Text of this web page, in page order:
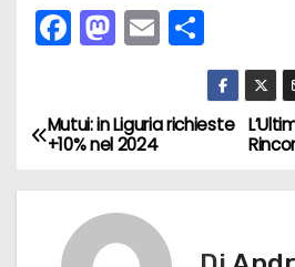
F
a
e
o
o
M
a
o
o
n
E
m
l
C
o
n
di
di
N
a
Mutui: in Liguria richieste
+10% nel 2024